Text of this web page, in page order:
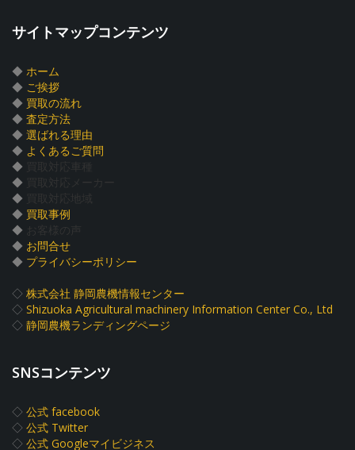
サイトマップコンテンツ
◆ ホーム
◆ ご挨拶
◆ 買取の流れ
◆ 査定方法
◆ 選ばれる理由
◆ よくあるご質問
◆
買取対応車種
◆
買取対応メーカー
◆
買取対応地域
◆ 買取事例
◆ お客様の声
◆ お問合せ
◆ プライバシーポリシー
◇ 株式会社 静岡農機情報センター
◇ Shizuoka Agricultural machinery Information Center Co., Ltd
◇ 静岡農機ランディングページ
SNSコンテンツ
◇ 公式 facebook
◇ 公式 Twitter
◇ 公式 Googleマイビジネス